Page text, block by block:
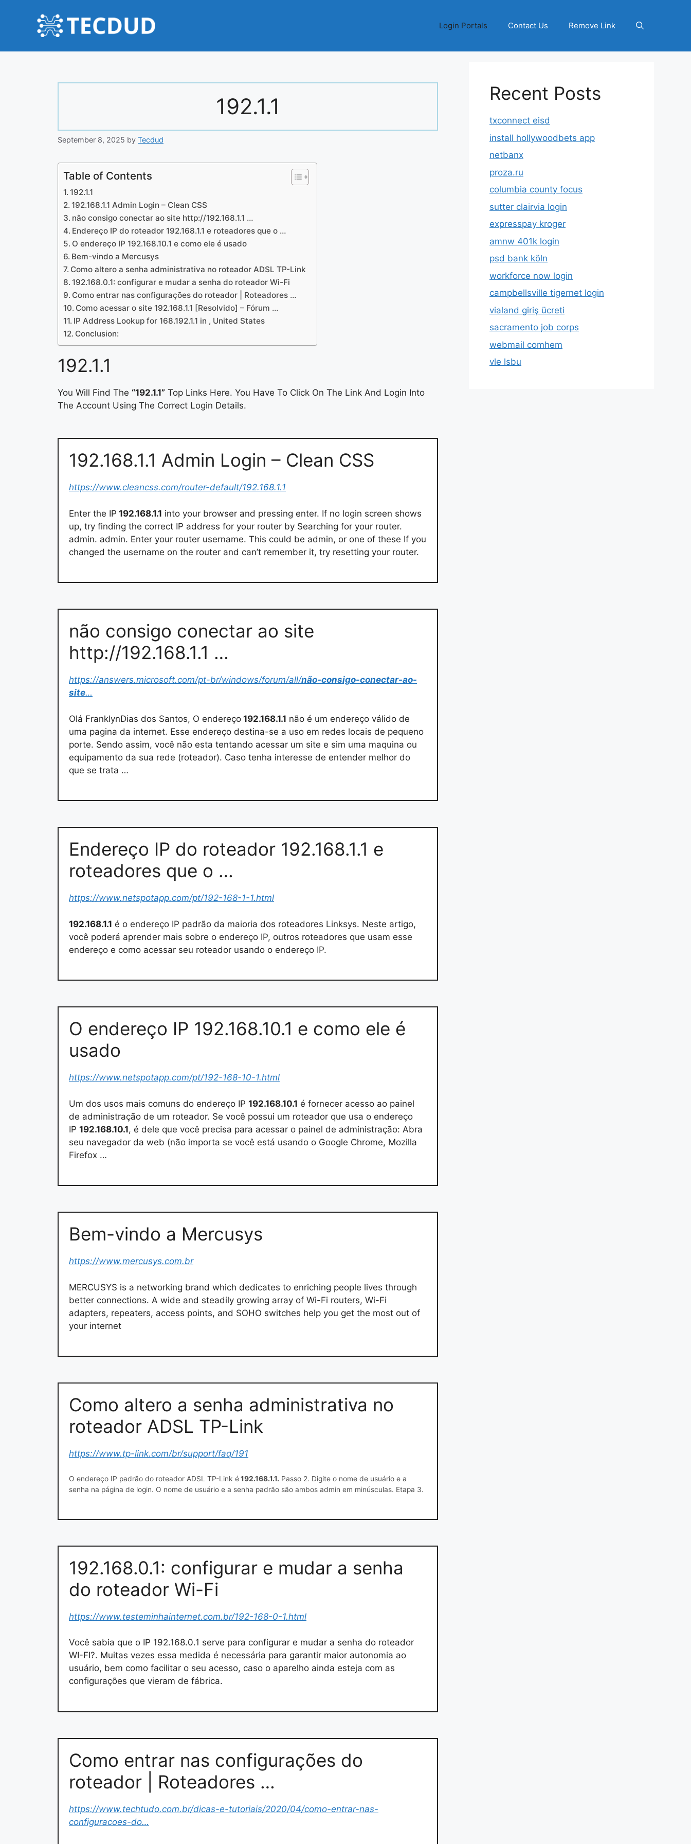
Login Portals Contact Us Remove Link
192.1.1
September 8, 2025 by Tecdud
Table of Contents
192.1.1
192.168.1.1 Admin Login – Clean CSS
não consigo conectar ao site http://192.168.1.1 …
Endereço IP do roteador 192.168.1.1 e roteadores que o …
O endereço IP 192.168.10.1 e como ele é usado
Bem-vindo a Mercusys
Como altero a senha administrativa no roteador ADSL TP-Link
192.168.0.1: configurar e mudar a senha do roteador Wi-Fi
Como entrar nas configurações do roteador | Roteadores …
Como acessar o site 192.168.1.1 [Resolvido] – Fórum …
IP Address Lookup for 168.192.1.1 in , United States
Conclusion:
192.1.1
You Will Find The “192.1.1” Top Links Here. You Have To Click On The Link And Login Into
The Account Using The Correct Login Details.
192.168.1.1 Admin Login – Clean CSS
https://www.cleancss.com/router-default/192.168.1.1
Enter the IP 192.168.1.1 into your browser and pressing enter. If no login screen shows
up, try finding the correct IP address for your router by Searching for your router.
admin. admin. Enter your router username. This could be admin, or one of these If you
changed the username on the router and can’t remember it, try resetting your router.
não consigo conectar ao site
http://192.168.1.1 …
https://answers.microsoft.com/pt-br/windows/forum/all/não-consigo-conectar-ao-
site…
Olá FranklynDias dos Santos, O endereço 192.168.1.1 não é um endereço válido de
uma pagina da internet. Esse endereço destina-se a uso em redes locais de pequeno
porte. Sendo assim, você não esta tentando acessar um site e sim uma maquina ou
equipamento da sua rede (roteador). Caso tenha interesse de entender melhor do
que se trata …
Endereço IP do roteador 192.168.1.1 e
roteadores que o …
https://www.netspotapp.com/pt/192-168-1-1.html
192.168.1.1 é o endereço IP padrão da maioria dos roteadores Linksys. Neste artigo,
você poderá aprender mais sobre o endereço IP, outros roteadores que usam esse
endereço e como acessar seu roteador usando o endereço IP.
O endereço IP 192.168.10.1 e como ele é
usado
https://www.netspotapp.com/pt/192-168-10-1.html
Um dos usos mais comuns do endereço IP 192.168.10.1 é fornecer acesso ao painel
de administração de um roteador. Se você possui um roteador que usa o endereço
IP 192.168.10.1, é dele que você precisa para acessar o painel de administração: Abra
seu navegador da web (não importa se você está usando o Google Chrome, Mozilla
Firefox …
Bem-vindo a Mercusys
https://www.mercusys.com.br
MERCUSYS is a networking brand which dedicates to enriching people lives through
better connections. A wide and steadily growing array of Wi-Fi routers, Wi-Fi
adapters, repeaters, access points, and SOHO switches help you get the most out of
your internet
Como altero a senha administrativa no
roteador ADSL TP-Link
https://www.tp-link.com/br/support/faq/191
O endereço IP padrão do roteador ADSL TP-Link é192.168.1.1. Passo 2. Digite o nome de usuário e a
senha na página de login. O nome de usuário e a senha padrão são ambos admin em minúsculas. Etapa 3.
192.168.0.1: configurar e mudar a senha
do roteador Wi-Fi
https://www.testeminhainternet.com.br/192-168-0-1.html
Você sabia que o IP 192.168.0.1 serve para configurar e mudar a senha do roteador
WI-FI?. Muitas vezes essa medida é necessária para garantir maior autonomia ao
usuário, bem como facilitar o seu acesso, caso o aparelho ainda esteja com as
configurações que vieram de fábrica.
Como entrar nas configurações do
roteador | Roteadores …
https://www.techtudo.com.br/dicas-e-tutoriais/2020/04/como-entrar-nas-
configuracoes-do…
Recent Posts
txconnect eisd
install hollywoodbets app
netbanx
proza.ru
columbia county focus
sutter clairvia login
expresspay kroger
amnw 401k login
psd bank köln
workforce now login
campbellsville tigernet login
vialand giriş ücreti
sacramento job corps
webmail comhem
vle lsbu